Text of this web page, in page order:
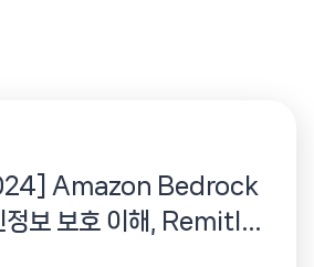
Amazon Bedrock
정보 보호 이해, Remitly